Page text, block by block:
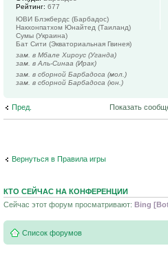
Рейтинг: 677
ЮВИ Блэкбердс (Барбадос)
Накхонпатхом Юнайтед (Таиланд)
Сумы (Украина)
Бат Сити (Экваториальная Гвинея)
зам. в Мбале Хироус (Уганда)
зам. в Аль-Синаа (Ирак)
зам. в сборной Барбадоса (мол.)
зам. в сборной Барбадоса (юн.)
Пред. Показать
Вернуться в Правила игры
КТО СЕЙЧАС НА КОНФЕРЕНЦИИ
Сейчас этот форум просматривают: Bing
Список форумов